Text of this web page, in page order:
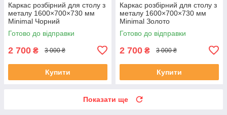
Каркас розбірний для столу з
металу 1600×700×730 мм
Minimal Чорний
Готово до відправки
2 700 ₴ 3 000 ₴
Купити
Каркас розбірний для столу з
металу 1600×700×730 мм
Minimal Золото
Готово до відправки
2 700 ₴ 3 000 ₴
Купити
Показати ще